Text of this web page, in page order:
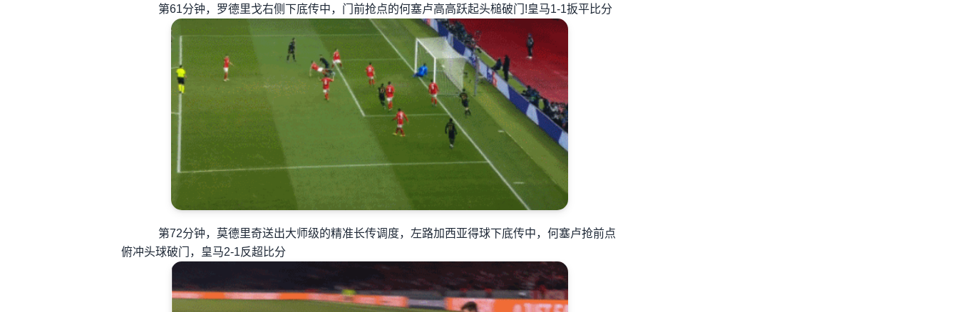
第61分钟，罗德里戈右侧下底传中，门前抢点的何塞卢高高跃起头槌破门!皇马1-1扳平比分
第72分钟，莫德里奇送出大师级的精准长传调度，左路加西亚得球下底传中，何塞卢抢前点
俯冲头球破门，皇马2-1反超比分